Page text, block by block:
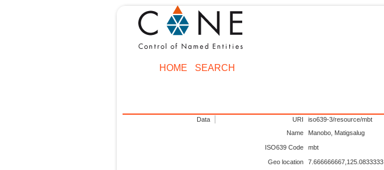
HOME SEARCH
Data URI
iso639-3/resource/mbt
Name
Manobo, Matigsalug
ISO639 Code mbt
Geo location 7.666666667,125.0833333